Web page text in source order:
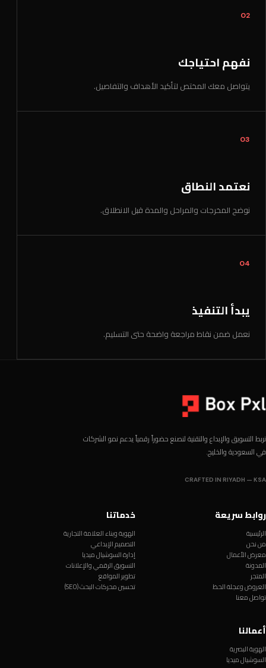
02
نفهم احتياجك
يتواصل معك المختص لتأكيد الأهداف والتفاصيل.
03
نعتمد النطاق
نوضح المخرجات والمراحل والمدة قبل الانطلاق.
04
يبدأ التنفيذ
نعمل ضمن نقاط مراجعة واضحة حتى التسليم.
نربط التسويق والإبداع والتقنية لنصنع حضوراً رقمياً يدعم نمو الشركات
في السعودية والخليج.
CRAFTED IN RIYADH — KSA
روابط سريعة
الرئيسية
من نحن
معرض الأعمال
المدونة
المتجر
العروض وعجلة الحظ
تواصل معنا
خدماتنا
الهوية وبناء العلامة التجارية
التصميم الإبداعي
إدارة السوشيال ميديا
التسويق الرقمي والإعلانات
تطوير المواقع
تحسين محركات البحث (SEO)
أعمالنا
الهوية البصرية
السوشيال ميديا